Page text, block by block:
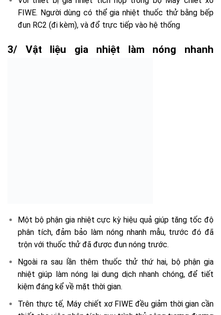
FIWE. Người dùng có thể gia nhiệt thuốc thử bằng bếp
đun RC2 (đi kèm), và đổ trực tiếp vào hệ thống
3/ Vật liệu gia nhiệt làm nóng nhanh
Một bộ phận gia nhiệt cực kỳ hiệu quả giúp tăng tốc độ
phân tích, đảm bảo làm nóng nhanh mẫu, trước đó đã
trộn với thuốc thử đã được đun nóng trước.
Ngoài ra sau lần thêm thuốc thử thứ hai, bộ phận gia
nhiệt giúp làm nóng lại dung dịch nhanh chóng, để tiết
kiệm đáng kể về mặt thời gian.
Trên thực tế, Máy chiết xơ FIWE đều giảm thời gian cần